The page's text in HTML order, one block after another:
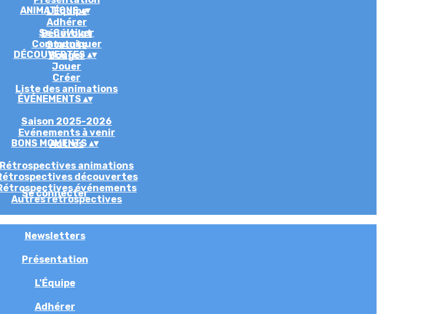
L'Équipe
Adhérer
Bénévolat
Statuts
ANIMATIONS▴▾
Se Cultiver
Communiquer
Bouger
Jouer
Créer
Liste des animations
DÉCOUVERTES ▴▾
ÉVÉNEMENTS ▴▾
Saison 2025-2026
Evénements à venir
Autres
BONS MOMENTS ▴▾
Rétrospectives animations
découvertes
événements
Autres rétrospectives
Se connecter
Newsletters
Présentation
L'Équipe
Adhérer